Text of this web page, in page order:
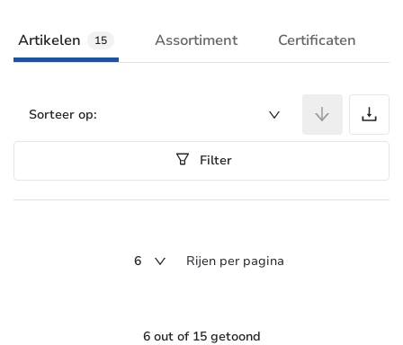
Artikelen 15 Assortiment Certificaten
Sorteer op:
Filter
6 Rijen per pagina
6 out of 15 getoond